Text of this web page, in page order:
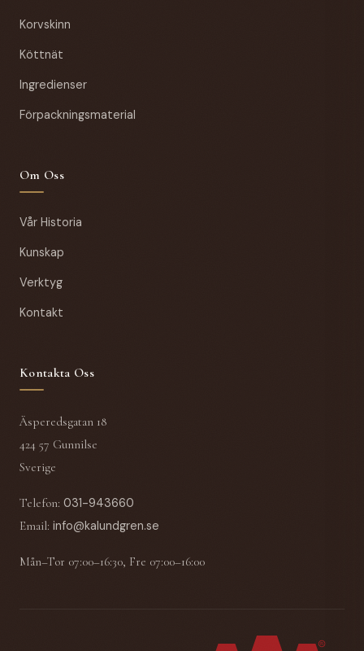
Korvskinn
Köttnät
Ingredienser
Förpackningsmaterial
Om Oss
Vår Historia
Kunskap
Verktyg
Kontakt
Kontakta Oss
Äsperedsgatan 18
424 57 Gunnilse
Sverige
Telefon: 031-943660
Email: info@kalundgren.se
Mån–Tor 07:00–16:30, Fre 07:00–16:00